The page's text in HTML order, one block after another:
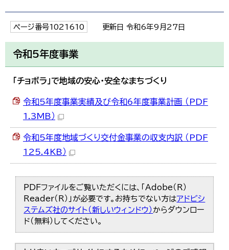
ページ番号1021610 更新日 令和6年9月27日
令和5年度事業
「チョボラ」で地域の安心・安全なまちづくり
令和5年度事業実績及び令和6年度事業計画 （PDF
1.3MB）
令和5年度地域づくり交付金事業の収支内訳 （PDF
125.4KB）
PDFファイルをご覧いただくには、「Adobe（R）
Reader（R）」が必要です。お持ちでない方はアドビシ
ステムズ社のサイト（新しいウィンドウ） からダウンロー
ド（無料）してください。